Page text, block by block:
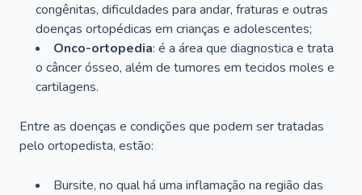
congênitas, dificuldades para andar, fraturas e outras
doenças ortopédicas em crianças e adolescentes;
Onco-ortopedia: é a área que diagnostica e trata
o câncer ósseo, além de tumores em tecidos moles e
cartilagens.
Entre as doenças e condições que podem ser tratadas
pelo ortopedista, estão:
Bursite, no qual há uma inflamação na região das